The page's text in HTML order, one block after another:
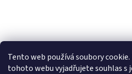
Tento web používá soubory
tohoto webu vyjadřujete souhlas s